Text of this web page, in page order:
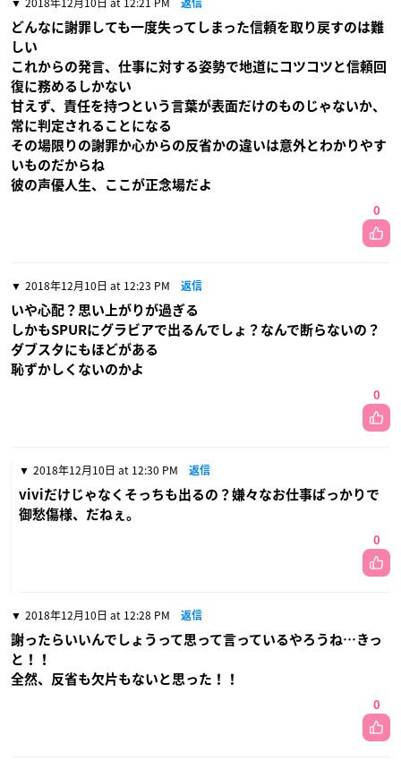
返信
どんなに謝罪しても一度失ってしまった信頼を取り戻すのは難
しい
これからの発言、仕事に対する姿勢で地道にコツコツと信頼回
復に務めるしかない
甘えず、責任を持つという言葉が表面だけのものじゃないか、
常に判定されることになる
その場限りの謝罪か心からの反省かの違いは意外とわかりやす
いものだからね
彼の声優人生、ここが正念場だよ
0
2018年12月10日 at 12:23 PM 返信
いや心配？思い上がりが過ぎる
しかもSPURにグラビアで出るんでしょ？なんで断らないの？
ダブスタにもほどがある
恥ずかしくないのかよ
0
2018年12月10日 at 12:30 PM 返信
viviだけじゃなくそっちも出るの？嫌々なお仕事ばっかりで
御愁傷様、だねぇ。
0
2018年12月10日 at 12:28 PM 返信
謝ったらいいんでしょうって思って言っているやろうね…きっ
と！！
全然、反省も欠片もないと思った！！
0